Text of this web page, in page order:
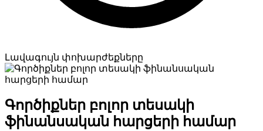
Լավագույն փոխարժեքները
Գործիքներ բոլոր տեսակի
ֆինանսական հարցերի համար